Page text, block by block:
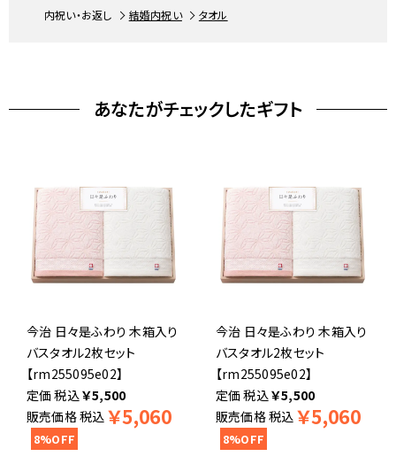
内祝い・お返し 結婚内祝い タオル
あなたがチェックしたギフト
今治 日々是ふわり 木箱入り
バスタオル2枚セット
【rm255095e02】
税込￥5,500
販売価格税込 ￥5,060
8%OFF
今治 日々是ふわり 木箱入り
バスタオル2枚セット
【rm255095e02】
税込￥5,500
販売価格税込 ￥5,060
8%OFF